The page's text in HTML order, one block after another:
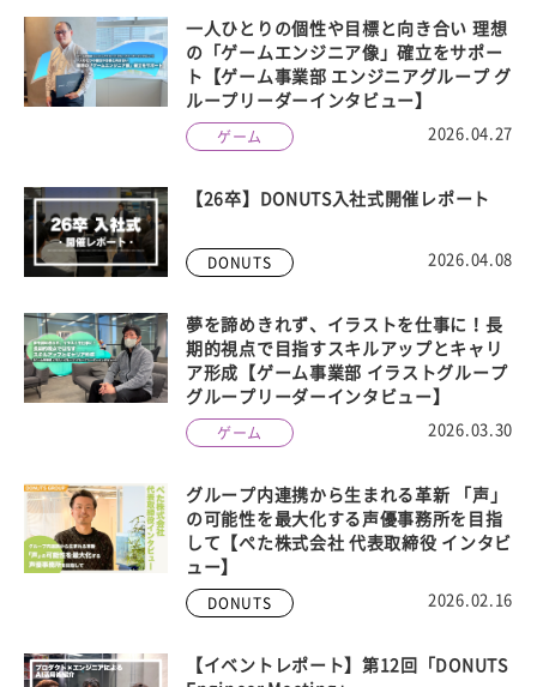
ゲーム 2026.04.27
一人ひとりの個性や目標と向き合い 理想
の「ゲームエンジニア像」確立をサポー
ト【ゲーム事業部 エンジニアグループ グ
ループリーダーインタビュー】
DONUTS 2026.04.08
【26卒】DONUTS入社式開催レポート
ゲーム 2026.03.30
夢を諦めきれず、イラストを仕事に！長
期的視点で目指すスキルアップとキャリ
ア形成【ゲーム事業部 イラストグループ
グループリーダーインタビュー】
DONUTS 2026.02.16
グループ内連携から生まれる革新 「声」
の可能性を最大化する声優事務所を目指
して【ぺた株式会社 代表取締役 インタビ
ュー】
【イベントレポート】第12回「DONUTS